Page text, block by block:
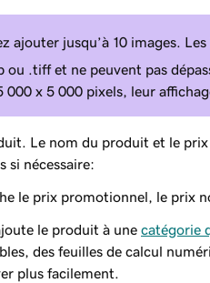
ajouter jusqu’à 10 images.
ou .tiff et ne peuvent pas
x 5 000 pixels, leur
Le nom du produit et le
si nécessaire:
le prix promotionnel, le prix
le produit à une catégorie
des feuilles de calcul
plus facilement.